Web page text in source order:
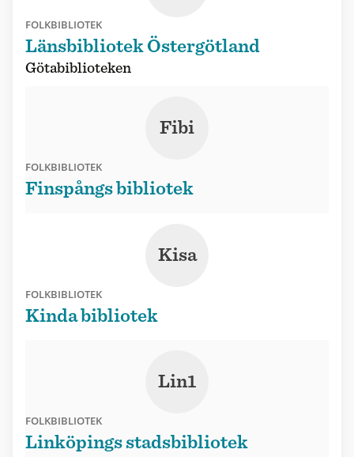
FOLKBIBLIOTEK
Länsbibliotek Östergötland
Götabiblioteken
Fibi
FOLKBIBLIOTEK
Finspångs bibliotek
Kisa
FOLKBIBLIOTEK
Kinda bibliotek
Lin1
FOLKBIBLIOTEK
Linköpings stadsbibliotek